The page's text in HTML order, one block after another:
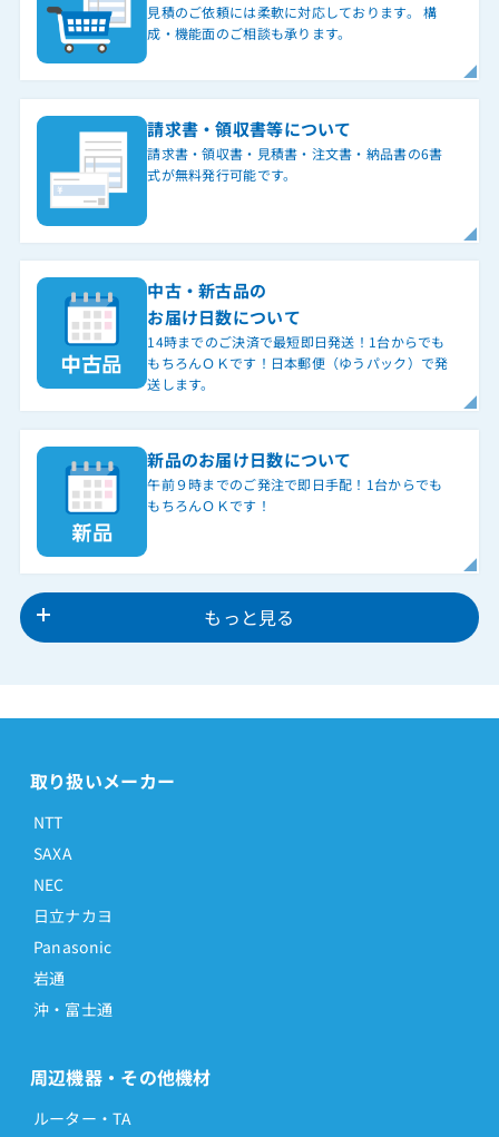
見積のご依頼には柔軟に対応しております。 構
成・機能面のご相談も承ります。
請求書・領収書等について
請求書・領収書・見積書・注文書・納品書の6書
式が無料発行可能です。
中古・新古品の
お届け日数について
14時までのご決済で最短即日発送！1台からでも
もちろんＯＫです！日本郵便（ゆうパック）で発
送します。
新品のお届け日数について
午前９時までのご発注で即日手配！1台からでも
もちろんＯＫです！
もっと見る
取り扱いメーカー
NTT
SAXA
NEC
日立ナカヨ
Panasonic
岩通
沖・富士通
周辺機器・その他機材
ルーター・TA